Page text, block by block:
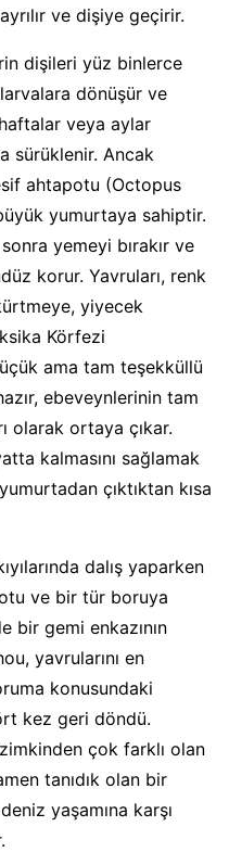
ve dişiye geçirir.
dişileri yüz binlerce
dönüşür ve
veya aylar
sürüklenir. Ancak
ahtapotu (Octopus
yumurtaya sahiptir.
yemeyi bırakır ve
korur. Yavruları, renk
yiyecek
Körfezi
ama tam teşekküllü
ebeveynlerinin tam
olarak ortaya çıkar.
kalmasını sağlamak
çıktıktan kısa
dalış yaparken
ve bir tür boruya
bir gemi enkazının
yavrularını en
konusundaki
kez geri döndü.
çok farklı olan
tanıdık olan bir
yaşamına karşı